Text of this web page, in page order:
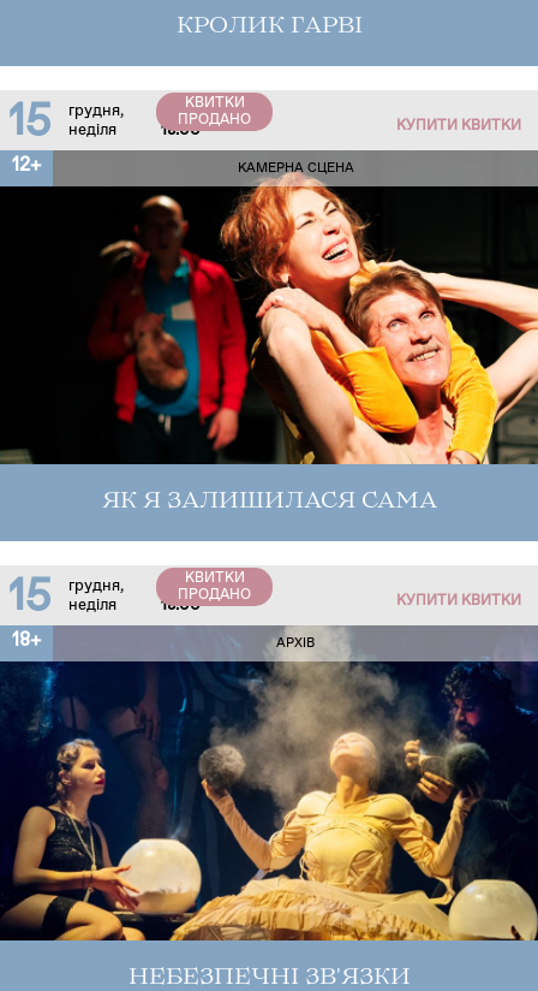
КРОЛИК ГАРВІ
15
грудня,
неділя
18:00
КВИТКИ
ПРОДАНО
КУПИТИ КВИТКИ
12+ КАМЕРНА СЦЕНА
ЯК Я ЗАЛИШИЛАСЯ САМА
15
грудня,
неділя
18:00
КВИТКИ
ПРОДАНО
КУПИТИ КВИТКИ
18+ АРХІВ
НЕБЕЗПЕЧНІ ЗВ'ЯЗКИ